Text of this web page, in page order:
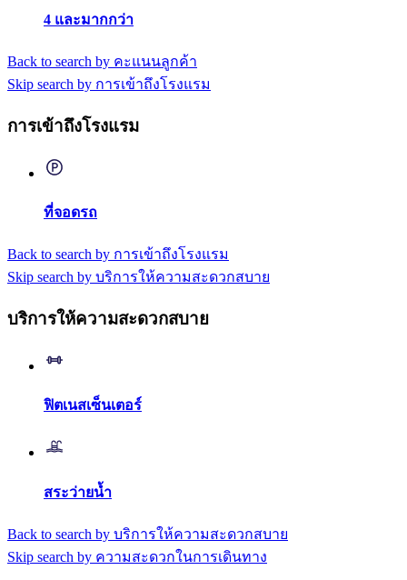
4 และมากกว่า
Back to search by คะแนนลูกค้า
Skip search by การเข้าถึงโรงแรม
การเข้าถึงโรงแรม
ที่จอดรถ
Back to search by การเข้าถึงโรงแรม
Skip search by บริการให้ความสะดวกสบาย
บริการให้ความสะดวกสบาย
ฟิตเนสเซ็นเตอร์
สระว่ายน้ำ
Back to search by บริการให้ความสะดวกสบาย
Skip search by ความสะดวกในการเดินทาง